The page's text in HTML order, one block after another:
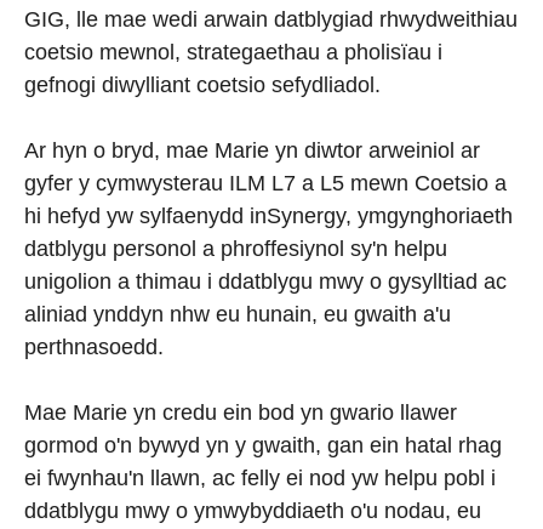
GIG, lle mae wedi arwain datblygiad rhwydweithiau
coetsio mewnol, strategaethau a pholisïau i
gefnogi diwylliant coetsio sefydliadol.
Ar hyn o bryd, mae Marie yn diwtor arweiniol ar
gyfer y cymwysterau ILM L7 a L5 mewn Coetsio a
hi hefyd yw sylfaenydd inSynergy, ymgynghoriaeth
datblygu personol a phroffesiynol sy'n helpu
unigolion a thimau i ddatblygu mwy o gysylltiad ac
aliniad ynddyn nhw eu hunain, eu gwaith a'u
perthnasoedd.
Mae Marie yn credu ein bod yn gwario llawer
gormod o'n bywyd yn y gwaith, gan ein hatal rhag
ei fwynhau'n llawn, ac felly ei nod yw helpu pobl i
ddatblygu mwy o ymwybyddiaeth o'u nodau, eu